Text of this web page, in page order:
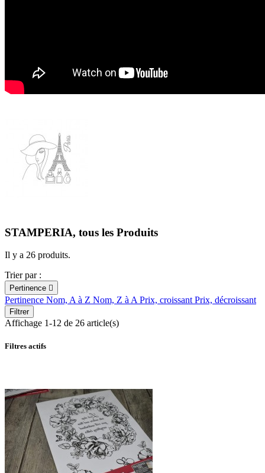
STAMPERIA, tous les Produits
Il y a 26 produits.
Trier par :
Pertinence 
Pertinence Nom, A à Z Nom, Z à A Prix, croissant Prix, décroissant
Filtrer
Affichage 1-12 de 26 article(s)
Filtres actifs